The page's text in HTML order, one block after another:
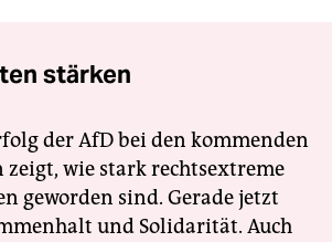
stärken
der AfD bei den kommenden
zeigt, wie stark rechtsextreme
geworden sind. Gerade jetzt
und Solidarität. Auch